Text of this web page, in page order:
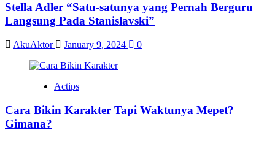
Stella Adler “Satu-satunya yang Pernah Berguru
Langsung Pada Stanislavski”
AkuAktor January 9, 2024 0
Actips
Cara Bikin Karakter Tapi Waktunya Mepet?
Gimana?